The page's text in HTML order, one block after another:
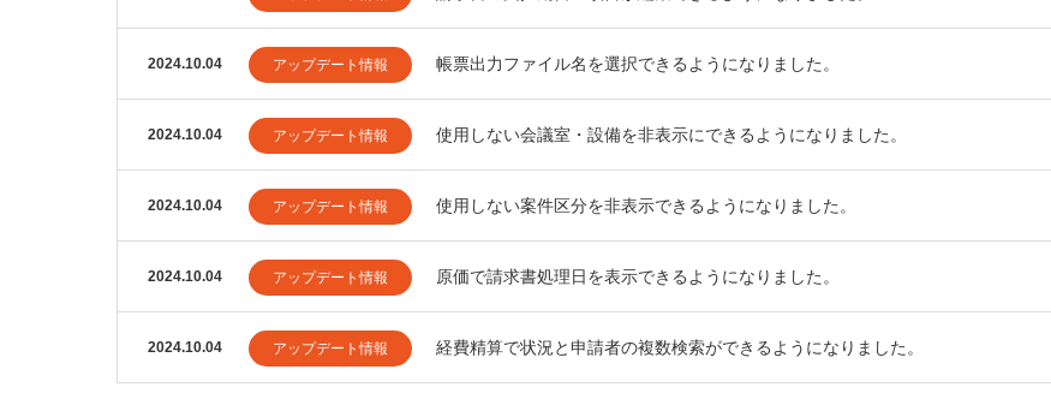
2024.10.04 アップデート情報 帳票出力ファイル名を選択できるようになりました。
2024.10.04 アップデート情報 使用しない会議室・設備を非表示にできるようになりました。
2024.10.04 アップデート情報 使用しない案件区分を非表示できるようになりました。
2024.10.04 アップデート情報 原価で請求書処理日を表示できるようになりました。
2024.10.04 アップデート情報 経費精算で状況と申請者の複数検索ができるようになりました。